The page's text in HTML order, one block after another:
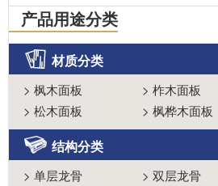
产品用途分类
材质分类
> 枫木面板 > 柞木面板
> 松木面板 > 枫桦木面板
结构分类
> 单层龙骨 > 双层龙骨